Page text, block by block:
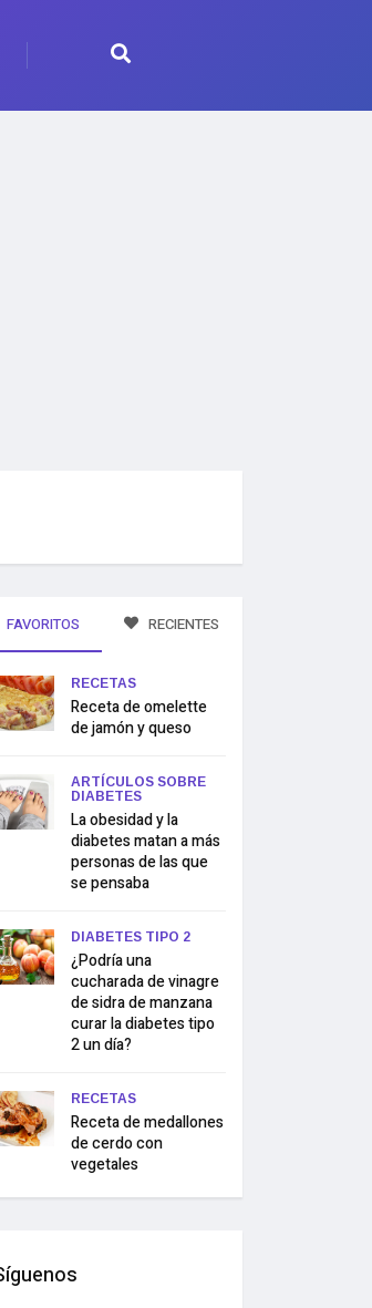
FAVORITOS RECIENTES
RECETAS
Receta de omelette
de jamón y queso
ARTÍCULOS SOBRE
DIABETES
La obesidad y la
diabetes matan a más
personas de las que
se pensaba
DIABETES TIPO 2
¿Podría una
cucharada de vinagre
de sidra de manzana
curar la diabetes tipo
2 un día?
RECETAS
Receta de medallones
de cerdo con
vegetales